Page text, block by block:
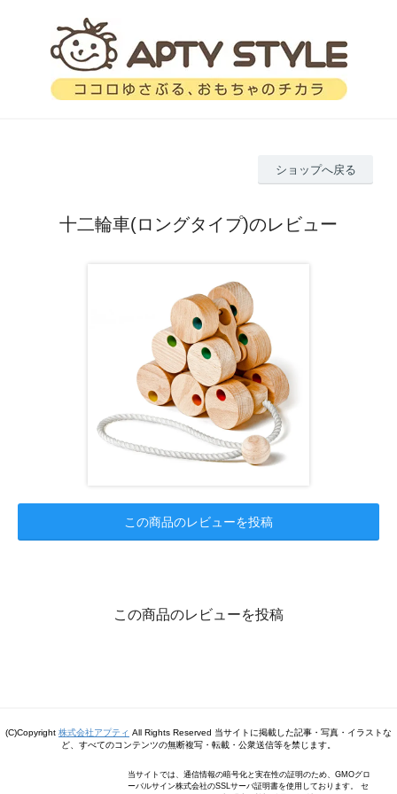
ショップへ戻る
十二輪車(ロングタイプ)のレビュー
この商品のレビューを投稿
この商品のレビューを投稿
(C)Copyright 株式会社アプティ All Rights Reserved 当サイトに掲載した記事・写真・イラストな
ど、すべてのコンテンツの無断複写・転載・公衆送信等を禁じます。
当サイトでは、通信情報の暗号化と実在性の証明のため、GMOグロ
ーバルサイン株式会社のSSLサーバ証明書を使用しております。 セ